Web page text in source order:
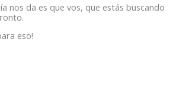
nos da es que vos, que estás buscando
eso!